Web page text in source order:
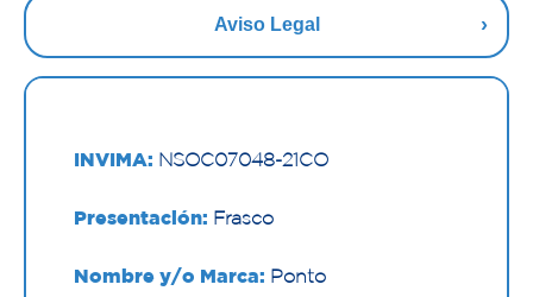
Aviso Legal
INVIMA: NSOC07048-21CO
Presentación: Frasco
Nombre y/o Marca: Ponto